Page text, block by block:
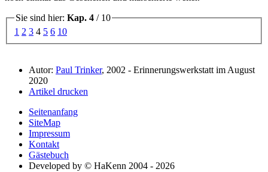
Sie sind hier: Kap. 4 / 10
1 2 3 4 5 6 10
Autor: Paul Trinker, 2002 - Erinnerungswerkstatt im August
2020
Artikel drucken
Seitenanfang
SiteMap
Impressum
Kontakt
Gästebuch
Developed by © HaKenn 2004 - 2026